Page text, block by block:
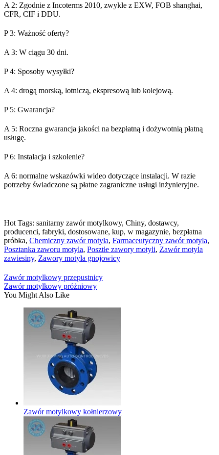
A 2: Zgodnie z Incoterms 2010, zwykle z EXW, FOB shanghai,
CFR, CIF i DDU.
P 3: Ważność oferty?
A 3: W ciągu 30 dni.
P 4: Sposoby wysyłki?
A 4: drogą morską, lotniczą, ekspresową lub kolejową.
P 5: Gwarancja?
A 5: Roczna gwarancja jakości na bezpłatną i dożywotnią płatną
usługę.
P 6: Instalacja i szkolenie?
A 6: normalne wskazówki wideo dotyczące instalacji. W razie
potrzeby świadczone są płatne zagraniczne usługi inżynieryjne.
Hot Tags: sanitarny zawór motylkowy, Chiny, dostawcy,
producenci, fabryki, dostosowane, kup, w magazynie, bezpłatna
próbka, Chemiczny zawór motyla, Farmaceutyczny zawór motyla,
Posztanka zaworu motyla, Posztłe zawory motyli, Zawór motyla
zawiesiny, Zawory motyla gnojowicy
Zawór motylkowy przepustnicy
Zawór motylkowy próżniowy
You Might Also Like
Zawór motylkowy kołnierzowy